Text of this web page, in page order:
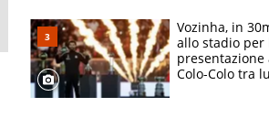
Vozinha, in
allo stadio per
presentazione
Colo-Colo tra